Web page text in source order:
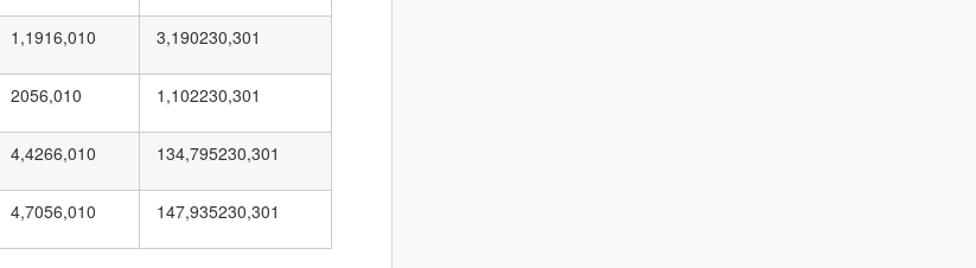
1,1916,010 3,190230,301
2056,010 1,102230,301
4,4266,010 134,795230,301
4,7056,010 147,935230,301